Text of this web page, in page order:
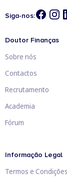
Siga-nos:
Doutor Finanças
Sobre nós
Contactos
Recrutamento
Academia
Fórum
Informação Legal
Termos e Condições